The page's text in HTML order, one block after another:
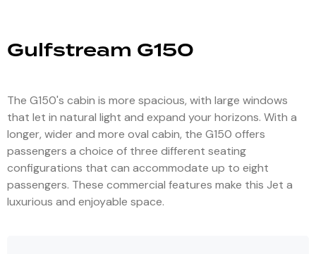
Gulfstream G150
The G150's cabin is more spacious, with large windows
that let in natural light and expand your horizons. With a
longer, wider and more oval cabin, the G150 offers
passengers a choice of three different seating
configurations that can accommodate up to eight
passengers. These commercial features make this Jet a
luxurious and enjoyable space.